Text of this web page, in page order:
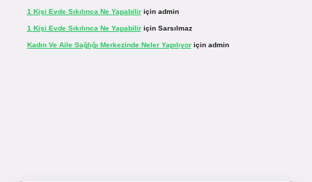
1 Kişi Evde Sıkılınca Ne Yapabiliriçin admin
1 Kişi Evde Sıkılınca Ne Yapabiliriçin Sarsılmaz
Kadın Ve Aile Sağlığı Merkezinde Neler Yapılıyoriçin admin